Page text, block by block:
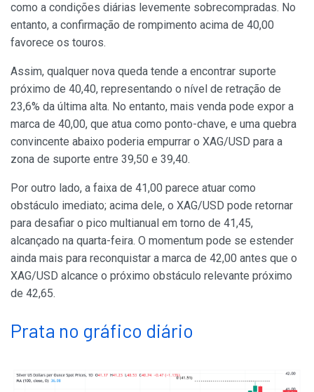
como a condições diárias levemente sobrecompradas. No
entanto, a confirmação de rompimento acima de 40,00
favorece os touros.
Assim, qualquer nova queda tende a encontrar suporte
próximo de 40,40, representando o nível de retração de
23,6% da última alta. No entanto, mais venda pode expor a
marca de 40,00, que atua como ponto-chave, e uma quebra
convincente abaixo poderia empurrar o XAG/USD para a
zona de suporte entre 39,50 e 39,40.
Por outro lado, a faixa de 41,00 parece atuar como
obstáculo imediato; acima dele, o XAG/USD pode retornar
para desafiar o pico multianual em torno de 41,45,
alcançado na quarta-feira. O momentum pode se estender
ainda mais para reconquistar a marca de 42,00 antes que o
XAG/USD alcance o próximo obstáculo relevante próximo
de 42,65.
Prata no gráfico diário